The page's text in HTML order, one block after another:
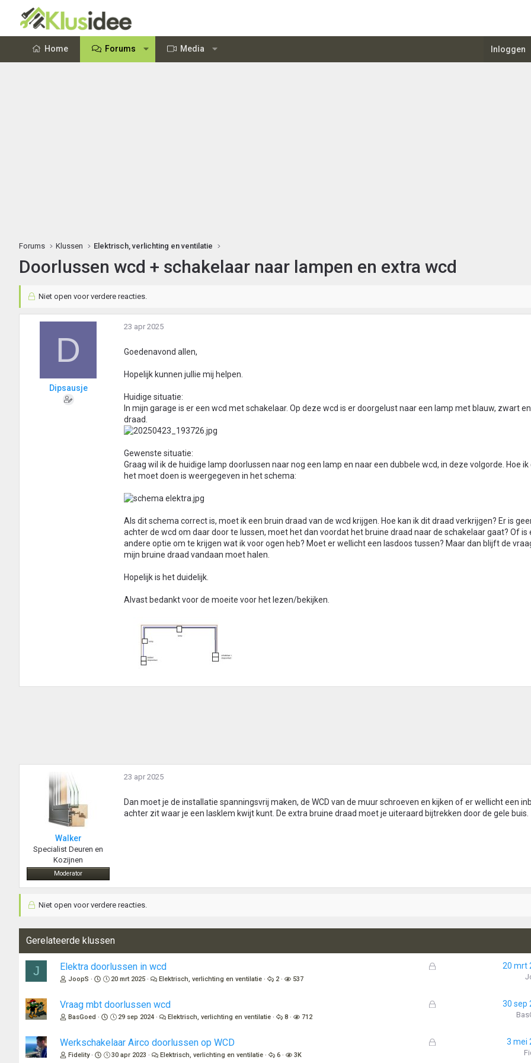
Home Forums Media Inloggen
Forums Klussen Elektrisch, verlichting en ventilatie
Doorlussen wcd + schakelaar naar lampen en extra wcd
Niet open voor verdere reacties.
D
Dipsausje
23 apr 2025
Goedenavond allen,
Hopelijk kunnen jullie mij helpen.
Huidige situatie:
In mijn garage is er een wcd met schakelaar. Op deze wcd is er doorgelust naar een lamp met blauw, zwart
draad.
Gewenste situatie:
Graag wil ik de huidige lamp doorlussen naar nog een lamp en naar een dubbele wcd, in deze volgorde. Hoe ik
het moet doen is weergegeven in het schema:
Als dit schema correct is, moet ik een bruin draad van de wcd krijgen. Hoe kan ik dit draad verkrijgen? Er is
achter de wcd om daar door te lussen, moet het dan voordat het bruine draad naar de schakelaar gaat? Of is
andere optie om te krijgen wat ik voor ogen heb? Moet er wellicht een lasdoos tussen? Maar dan blijft de
mijn bruine draad vandaan moet halen.
Hopelijk is het duidelijk.
Alvast bedankt voor de moeite voor het lezen/bekijken.
Walker
Specialist Deuren en
Kozijnen
Moderator
23 apr 2025
Dan moet je de installatie spanningsvrij maken, de WCD van de muur schroeven en kijken of er wellicht een
achter zit waar je een lasklem kwijt kunt. De extra bruine draad moet je uiteraard bijtrekken door de gele buis.
Niet open voor verdere reacties.
Gerelateerde klussen
J
G
o
n
Elektra doorlussen in wcd
JoopS 20 mrt 2025 Elektrisch, verlichting en ventilatie 2 537
20 mrt
G
o
Vraag mbt doorlussen wcd
BasGoed 29 sep 2024 Elektrisch, verlichting en ventilatie 8 712
30 sep
G
Werkschakelaar Airco doorlussen op WCD
Fidelity 30 apr 2023 Elektrisch, verlichting en ventilatie 6 3K
3 mei